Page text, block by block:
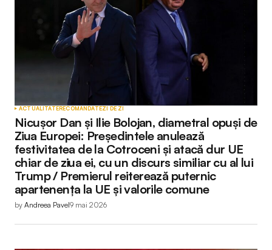
ACTUALITATERECOMANDATEZI DE ZI
Nicușor Dan și Ilie Bolojan, diametral opuși de
Ziua Europei: Președintele anulează
festivitatea de la Cotroceni și atacă dur UE
chiar de ziua ei, cu un discurs similiar cu al lui
Trump / Premierul reiterează puternic
apartenența la UE și valorile comune
by Andreea Pavel9 mai 2026